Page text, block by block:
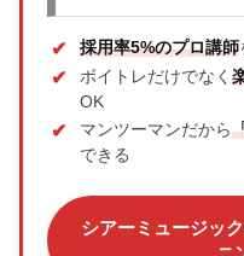
採用率5%のプロ講師
ボイトレだけでなく
OK
マンツーマンだから
できる
シアーミュージッ